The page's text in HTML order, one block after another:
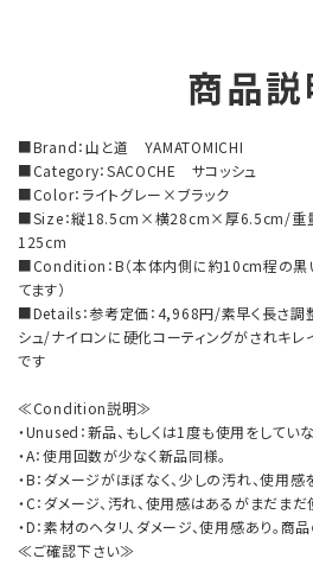
商品説
■Brand：山と道 YAMATOMICHI
■Category：SACOCHE サコッシュ
■Color：ライトグレー×ブラック
■Size：縦18.5cm×横28cm×厚6.5cm/重量
125cm
■Condition：B（本体内側に約10cm程の黒
てます）
■Details：参考定価：4,968円/素早く長さ調
シュ/ナイロンに硬化コーティングがされキ
です
≪Condition説明≫
・Unused：新品、もしくは1度も使用をしていな
・A：使用回数が少なく新品同様。
・B：ダメージがほぼなく、少しの汚れ、使用感
・C：ダメージ、汚れ、使用感はあるがまだまだ
・D：素材のヘタリ、ダメージ、使用感あり。商
≪ご確認下さい≫